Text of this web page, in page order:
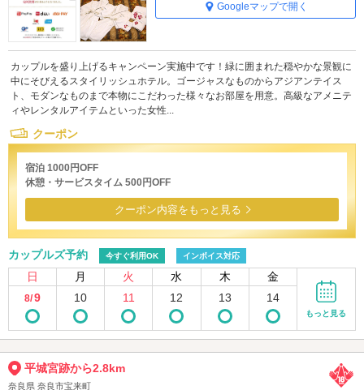
Googleマップで開く
カップルを盛り上げるキャンペーン実施中です！緑に囲まれた穏やかな景観に
中にそびえるスタイリッシュホテル。ゴージャスなものからアジアンテイス
ト、モダンなものまで本物にこだわった様々なお部屋を用意。高級なアメニテ
ィやレンタルアイテムといった女性...
クーポン
宿泊 1000円OFF
休憩・サービスタイム 500円OFF
クーポン内容をもっと見る
カップルズ予約 今すぐ利用OK インボイス対応
日 月 火 水 木 金
8/9 10 11 12 13 14
もっと見る
平城宮跡から2.8km
奈良県 奈良市宝来町